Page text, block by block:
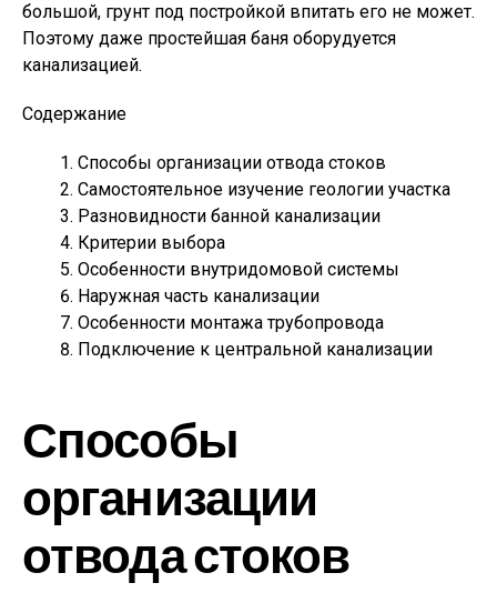
большой, грунт под постройкой впитать его не может.
Поэтому даже простейшая баня оборудуется
канализацией.
Содержание
Способы организации отвода стоков
Самостоятельное изучение геологии участка
Разновидности банной канализации
Критерии выбора
Особенности внутридомовой системы
Наружная часть канализации
Особенности монтажа трубопровода
Подключение к центральной канализации
Способы
организации
отвода стоков